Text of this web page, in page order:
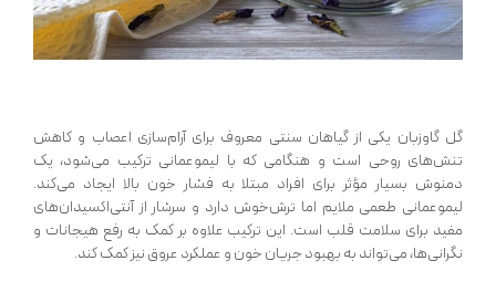
گل گاوزبان یکی از گیاهان سنتی معروف برای آرام‌سازی اعصاب و کاهش
تنش‌های روحی است و هنگامی که با لیموعمانی ترکیب می‌شود، یک
دمنوش بسیار مؤثر برای افراد مبتلا به فشار خون بالا ایجاد می‌کند.
لیموعمانی طعمی ملایم اما ترش‌خوش دارد و سرشار از آنتی‌اکسیدان‌های
مفید برای سلامت قلب است. این ترکیب علاوه بر کمک به رفع هیجانات و
نگرانی‌ها، می‌تواند به بهبود جریان خون و عملکرد عروق نیز کمک کند.